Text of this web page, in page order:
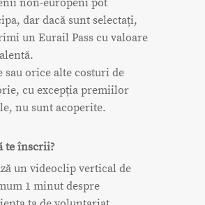
non-europeni pot
dar dacă sunt selectați,
un Eurail Pass cu valoare
sau orice alte costuri de
cu excepția premiilor
nu sunt acoperite.
te înscrii?
un videoclip vertical de
1 minut despre